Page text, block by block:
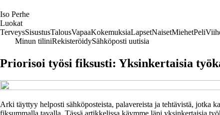
Iso Perhe
Luokat
TerveysSisustusTalousVapaaKokemuksiaLapsetNaisetMiehetPeli
Minun tiliniRekisteröidySähköposti uutisia
Priorisoi työsi fiksusti: Yksinkertaisia
Arki täyttyy helposti sähköposteista, palavereista ja tehtävistä, jotka
fiksummalla tavalla. Tässä artikkelissa käymme läpi yksinkertaisia